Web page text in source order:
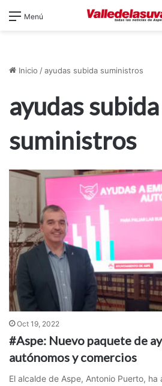
Menú
Inicio /ayudas subida suministros
ayudas subida
suministros
Oct 19, 2022
#Aspe: Nuevo paquete de
autónomos y comercios
El alcalde de Aspe, Antonio Puerto,